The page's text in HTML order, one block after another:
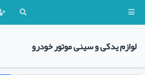
لوازم یدکی و سینی موتور خودرو